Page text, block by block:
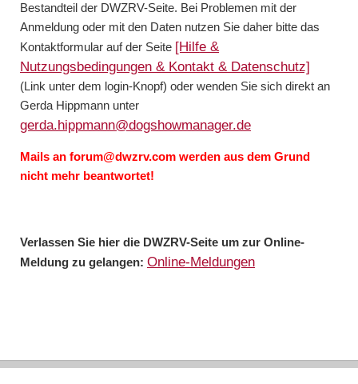
Bestandteil der DWZRV-Seite. Bei Problemen mit der
Anmeldung oder mit den Daten nutzen Sie daher bitte das
Kontaktformular auf der Seite [Hilfe &
Nutzungsbedingungen & Kontakt & Datenschutz]
(Link unter dem login-Knopf) oder wenden Sie sich direkt an
Gerda Hippmann unter
gerda.hippmann@dogshowmanager.de
Mails an forum@dwzrv.com werden aus dem Grund
nicht mehr beantwortet!
Verlassen Sie hier die DWZRV-Seite um zur Online-
Meldung zu gelangen: Online-Meldungen